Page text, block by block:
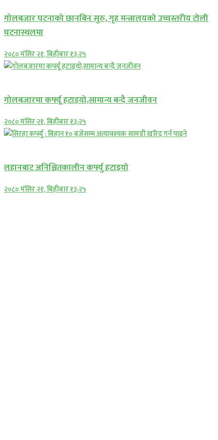
गोलबजार घटनाको छानबिन सुरु, गृह मन्त्रालयको उच्चस्तरीय टोली
घटनास्थलमा
२०८० मंसिर २१, बिहीबार १३:२५
गोलबजारमा कर्फ्यू हटाइयो,सामान्य बन्दै जनजीवन
२०८० मंसिर २१, बिहीबार १३:२५
लहानबाट अनिश्चितकालीन कर्फ्यु हटाइयो
२०८० मंसिर २१, बिहीबार १३:२५